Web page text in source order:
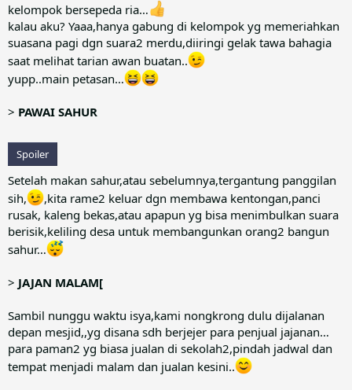
kelompok bersepeda ria…
kalau aku? Yaaa,hanya gabung di kelompok yg memeriahkan
suasana pagi dgn suara2 merdu,diiringi gelak tawa bahagia
saat melihat tarian awan buatan..
yupp..main petasan…
> PAWAI SAHUR
Spoiler
Setelah makan sahur,atau sebelumnya,tergantung panggilan
sih,
,kita rame2 keluar dgn membawa kentongan,panci
rusak, kaleng bekas,atau apapun yg bisa menimbulkan suara
berisik,keliling desa untuk membangunkan orang2 bangun
sahur…
> JAJAN MALAM[
Sambil nunggu waktu isya,kami nongkrong dulu dijalanan
depan mesjid,,yg disana sdh berjejer para penjual jajanan…
para paman2 yg biasa jualan di sekolah2,pindah jadwal dan
tempat menjadi malam dan jualan kesini..